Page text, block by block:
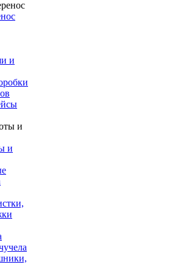
и
и